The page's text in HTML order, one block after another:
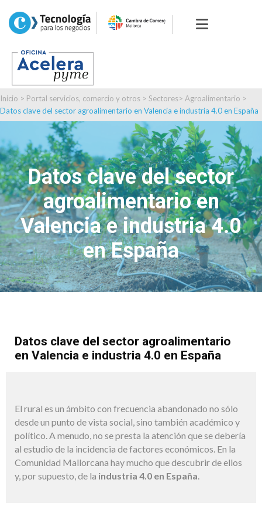
Inicio > Portal servicios, comercio y otros > Sectores> Agroalimentario >
Datos clave del sector agroalimentario en Valencia e industria 4.0 en España
Datos clave del sector
agroalimentario en
Valencia e industria 4.0
en España
Datos clave del sector agroalimentario
en Valencia e industria 4.0 en España
El rural es un ámbito con frecuencia abandonado no sólo
desde un punto de vista social, sino también académico y
político. A menudo, no se presta la atención que se debería
al estudio de la incidencia de factores económicos. En la
Comunidad Mallorcana hay mucho que descubrir de ellos
y, por supuesto, de la industria 4.0 en España.